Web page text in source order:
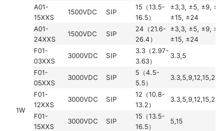
1W
A01-
15XXS
1500VDC SIP
15（13.5-
16.5）
±3,3, ±5, ±9,
±15, ±24
A01-
24XXS
1500VDC SIP
24（21.6-
26.4）
±3,3, ±5, ±9,
±15, ±24
F01-
03XXS
3000VDC SIP
3.3（2.97-
3.63）
3.3,5
F01-
05XXS
3000VDC SIP
5（4.5-
5.5）
3.3,5,9,12,15,24
F01-
12XXS
3000VDC SIP
12（10.8-
13.2）
3.3,5,9,12,15,24
F01-
15XXS
3000VDC SIP
15（13.5-
16.5）
5,15